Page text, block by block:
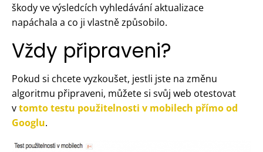
škody ve výsledcích vyhledávání aktualizace
napáchala a co ji vlastně způsobilo.
Vždy připraveni?
Pokud si chcete vyzkoušet, jestli jste na změnu
algoritmu připraveni, můžete si svůj web otestovat
vtomto testu použitelnosti v mobilech přímo od
Googlu.